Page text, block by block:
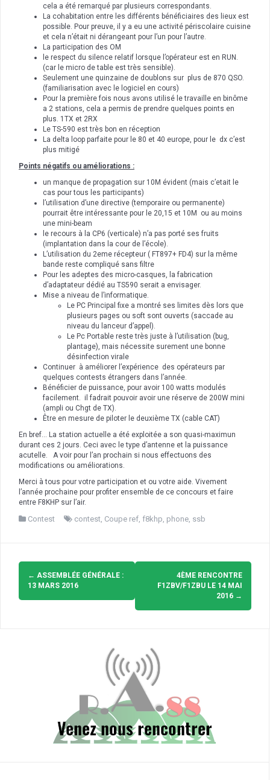
cela a été remarqué par plusieurs correspondants.
La cohabitation entre les différents bénéficiaires des lieux est
possible. Pour preuve, il y a eu une activité périscolaire cuisine
et cela n’était ni dérangeant pour l’un pour l’autre.
La participation des OM
le respect du silence relatif lorsque l’opérateur est en RUN.
(car le micro de table est très sensible).
Seulement une quinzaine de doublons sur plus de 870 QSO.
(familiarisation avec le logiciel en cours)
Pour la première fois nous avons utilisé le travaille en binôme
a 2 stations, cela a permis de prendre quelques points en
plus. 1TX et 2RX
Le TS-590 est très bon en réception
La delta loop parfaite pour le 80 et 40 europe, pour le dx c’est
plus mitigé
Points négatifs ou améliorations :
un manque de propagation sur 10M évident (mais c’etait le
cas pour tous les participants)
l’utilisation d’une directive (temporaire ou permanente)
pourrait être intéressante pour le 20,15 et 10M ou au moins
une mini-beam
le recours à la CP6 (verticale) n’a pas porté ses fruits
(implantation dans la cour de l’école).
L’utilisation du 2eme récepteur ( FT897+ FD4) sur la même
bande reste compliqué sans filtre
Pour les adeptes des micro-casques, la fabrication
d’adaptateur dédié au TS590 serait a envisager.
Mise a niveau de l’informatique.
Le PC Principal fixe a montré ses limites dès lors que
plusieurs pages ou soft sont ouverts (saccade au
niveau du lanceur d’appel).
Le Pc Portable reste très juste à l’utilisation (bug,
plantage), mais nécessite surement une bonne
désinfection virale
Continuer à améliorer l’expérience des opérateurs par
quelques contests étrangers dans l’année.
Bénéficier de puissance, pour avoir 100 watts modulés
facilement. il fadrait pouvoir avoir une réserve de 200W mini
(ampli ou Chgt de TX).
Être en mesure de piloter le deuxième TX (cable CAT)
En bref… La station actuelle a été exploitée a son quasi-maximun
durant ces 2 jours. Ceci avec le type d’antenne et la puissance
acutelle. A voir pour l’an prochain si nous effectuons des
modifications ou améliorations.
Merci à tous pour votre participation et ou votre aide. Vivement
l’année prochaine pour profiter ensemble de ce concours et faire
entre F8KHP sur l’air.
Contest contest, Coupe ref, f8khp, phone, ssb
Navigation
d'article
← ASSEMBLÉE GÉNÉRALE :
13 MARS 2016
4ÈME RENCONTRE
F1ZBV/F1ZBU LE 14 MAI
2016 →